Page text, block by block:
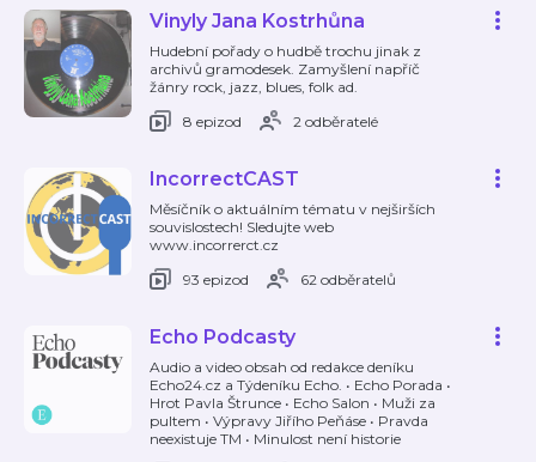
Vinyly Jana Kostrhůna
Hudební pořady o hudbě trochu jinak z
archivů gramodesek. Zamyšlení napříč
žánry rock, jazz, blues, folk ad.
8 epizod
2 odběratelé
IncorrectCAST
Měsíčník o aktuálním tématu v nejširších
souvislostech! Sledujte web
www.incorrerct.cz
93 epizod
62 odběratelů
Echo Podcasty
Audio a video obsah od redakce deníku
Echo24.cz a Týdeníku Echo. • Echo Porada •
Hrot Pavla Štrunce • Echo Salon • Muži za
pultem • Výpravy Jiřího Peňáse • Pravda
neexistuje TM • Minulost není historie